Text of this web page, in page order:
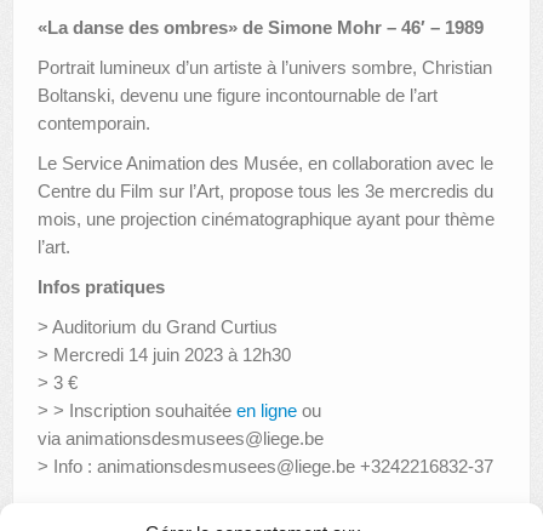
«La danse des ombres» de Simone Mohr – 46′ – 1989
Portrait lumineux d’un artiste à l’univers sombre, Christian
Boltanski, devenu une figure incontournable de l’art
contemporain.
Le Service Animation des Musée, en collaboration avec le
Centre du Film sur l’Art, propose tous les 3e mercredis du
mois, une projection cinématographique ayant pour thème
l’art.
Infos pratiques
> Auditorium du Grand Curtius
> Mercredi 14 juin 2023 à 12h30
> 3 €
> > Inscription souhaitée en ligne ou
via animationsdesmusees@liege.be
> Info : animationsdesmusees@liege.be +3242216832-37